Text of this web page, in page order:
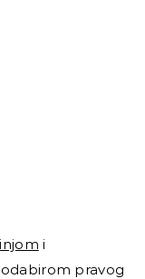
i
pravog